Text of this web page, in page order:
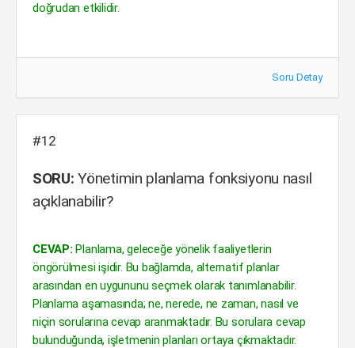
doğrudan etkilidir.
Soru Detay
#12
SORU: Yönetimin planlama fonksiyonu nasıl
açıklanabilir?
CEVAP: Planlama, geleceğe yönelik faaliyetlerin
öngörülmesi işidir. Bu bağlamda, alternatif planlar
arasından en uygununu seçmek olarak tanımlanabilir.
Planlama aşamasında; ne, nerede, ne zaman, nasıl ve
niçin sorularına cevap aranmaktadır. Bu sorulara cevap
bulunduğunda, işletmenin planları ortaya çıkmaktadır.